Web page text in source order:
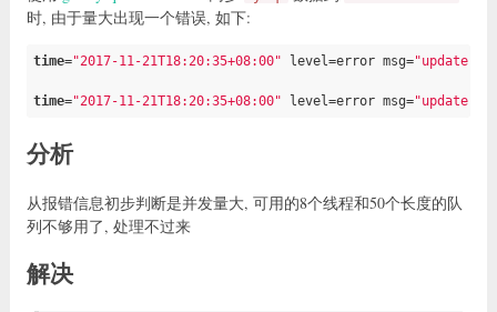
时, 由于量大出现一个错误, 如下:
time="2017-11-21T18:20:35+08:00" level=error msg="update
time="2017-11-21T18:20:35+08:00" level=error msg="update
分析
从报错信息初步判断是并发量大, 可用的8个线程和50个长度的队
列不够用了, 处理不过来
解决